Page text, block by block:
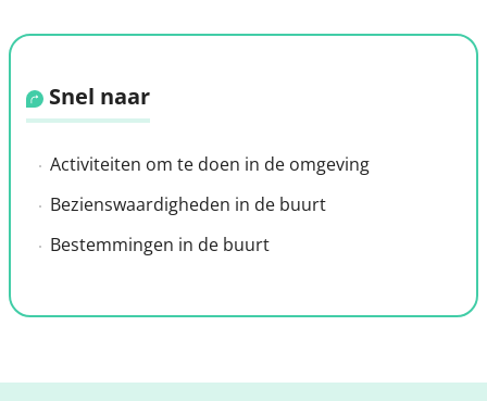
Snel naar
Activiteiten om te doen in de omgeving
Bezienswaardigheden in de buurt
Bestemmingen in de buurt